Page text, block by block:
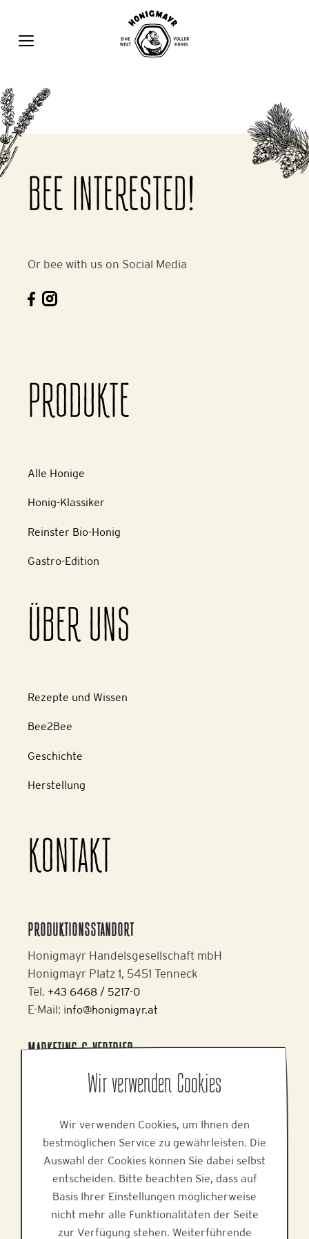
springen
BEE INTERESTED!
Or bee with us on Social Media
PRODUKTE
Alle Honige
Honig-Klassiker
Reinster Bio-Honig
Gastro-Edition
ÜBER UNS
Rezepte und Wissen
Bee2Bee
Geschichte
Herstellung
KONTAKT
PRODUKTIONSSTANDORT
Honigmayr Handelsgesellschaft mbH
Honigmayr Platz 1, 5451 Tenneck
Tel. +43 6468 / 5217-0
E-Mail: info@honigmayr.at
MARKETING & VERTRIEB
Alpine Brands GmbH & Co KG
Gmundner Staße 27, 4800 Attnang-Puchheim
E-Mail:office@alpinebrands.at
Web:www.alpinebrands.at
HILFE
Wir verwenden Cookies
Wir verwenden Cookies, um Ihnen den
bestmöglichen Service zu gewährleisten. Die
Auswahl der Cookies können Sie dabei selbst
entscheiden. Bitte beachten Sie, dass auf
Basis Ihrer Einstellungen möglicherweise
nicht mehr alle Funktionalitäten der Seite
zur Verfügung stehen. Weiterführende